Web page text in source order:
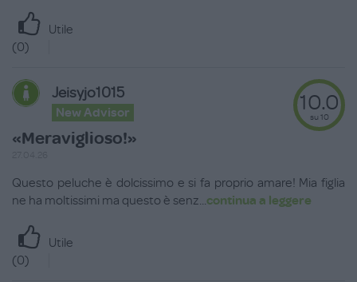
Utile
(0)
Jeisyjo1015
New Advisor
«Meraviglioso!»
10.0
su 10
Questo peluche è dolcissimo e si fa proprio amare! Mia figlia
ne ha moltissimi ma questo è senz...continua a leggere
Utile
(0)